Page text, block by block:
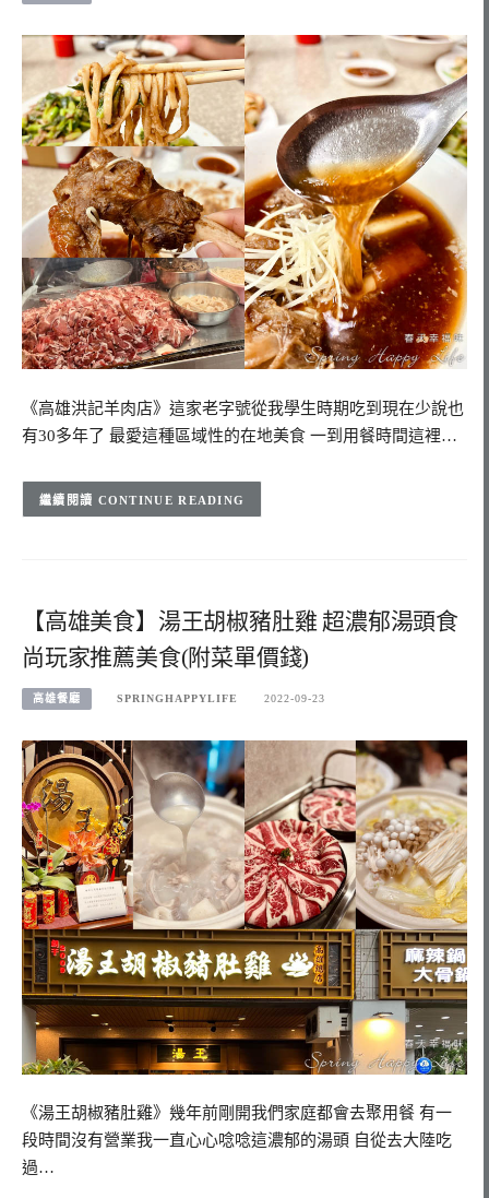
《高雄洪記羊肉店》這家老字號從我學生時期吃到現在少說也
有30多年了 最愛這種區域性的在地美食 一到用餐時間這裡…
CONTINUE READING
【高雄美食】湯王胡椒豬肚雞 超濃郁湯頭食
尚玩家推薦美食(附菜單價錢)
高雄餐廳 SPRINGHAPPYLIFE 2022-09-23
《湯王胡椒豬肚雞》幾年前剛開我們家庭都會去聚用餐 有一
段時間沒有營業我一直心心唸唸這濃郁的湯頭 自從去大陸吃
過…